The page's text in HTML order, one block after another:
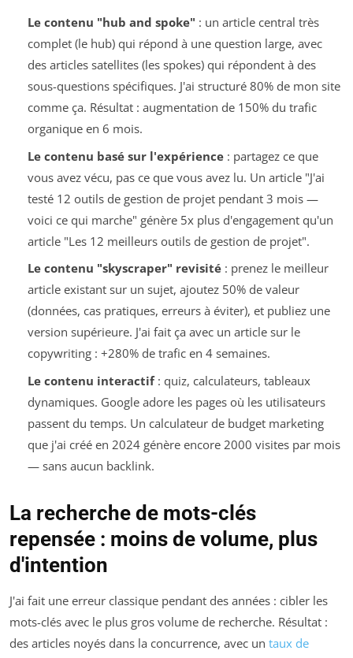
Le contenu "hub and spoke" : un article central très
complet (le hub) qui répond à une question large, avec
des articles satellites (les spokes) qui répondent à des
sous-questions spécifiques. J'ai structuré 80% de mon site
comme ça. Résultat : augmentation de 150% du trafic
organique en 6 mois.
Le contenu basé sur l'expérience: partagez ce que
vous avez vécu, pas ce que vous avez lu. Un article "J'ai
testé 12 outils de gestion de projet pendant 3 mois —
voici ce qui marche" génère 5x plus d'engagement qu'un
article "Les 12 meilleurs outils de gestion de projet".
Le contenu "skyscraper" revisité: prenez le meilleur
article existant sur un sujet, ajoutez 50% de valeur
(données, cas pratiques, erreurs à éviter), et publiez une
version supérieure. J'ai fait ça avec un article sur le
copywriting : +280% de trafic en 4 semaines.
Le contenu interactif: quiz, calculateurs, tableaux
dynamiques. Google adore les pages où les utilisateurs
passent du temps. Un calculateur de budget marketing
que j'ai créé en 2024 génère encore 2000 visites par mois
— sans aucun backlink.
La recherche de mots-clés
repensée : moins de volume, plus
d'intention
J'ai fait une erreur classique pendant des années : cibler les
mots-clés avec le plus gros volume de recherche. Résultat :
des articles noyés dans la concurrence, avec un taux de